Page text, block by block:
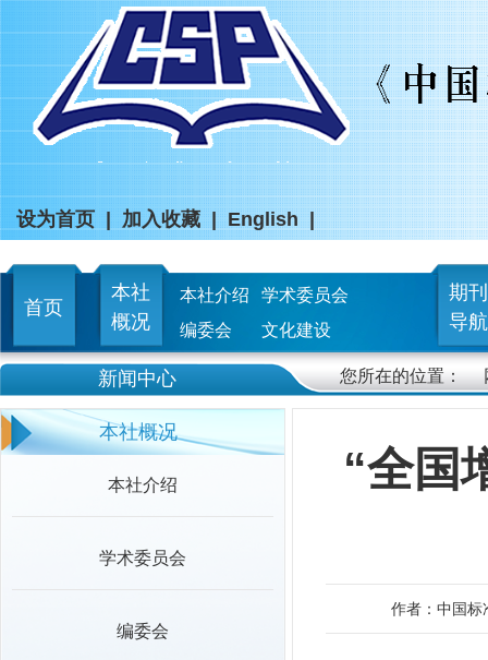
设为首页 加入收藏 English
首页
本社
概况
本社介绍
学术委员会
编委会
文化建设
期刊
导航
新闻中心 您所在的位置：
本社概况
本社介绍
学术委员会
编委会
“全国
作者：中国标